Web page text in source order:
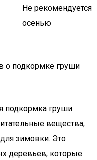
Не рекомендуется
осенью
о подкормке груши
подкормка груши
вещества,
зимовки. Это
деревьев, которые